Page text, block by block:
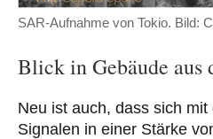
SAR-Aufnahme von Tokio. Bild:
Blick in Gebäude aus
Neu ist auch, dass sich
Signalen in einer Stärke